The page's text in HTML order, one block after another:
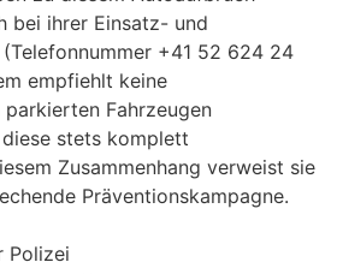
bei ihrer Einsatz- und
+41 52 624 24
empfiehlt keine
Fahrzeugen
stets komplett
Zusammenhang verweist sie
Präventionskampagne.
Polizei